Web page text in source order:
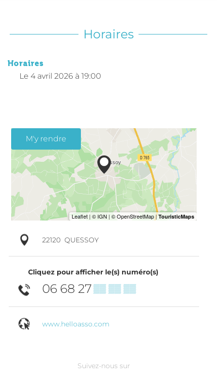
Horaires
Horaires
Le 4 avril 2026 à 19:00
M'y rendre
22120 QUESSOY
Cliquez pour afficher le(s) numéro(s)
06 68 27▒▒ ▒▒ ▒▒
www.helloasso.com
Suivez-nous sur